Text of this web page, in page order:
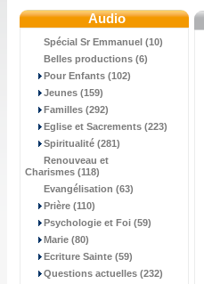
Audio
Spécial Sr Emmanuel (10)
Belles productions (6)
Pour Enfants (102)
Jeunes (159)
Familles (292)
Eglise et Sacrements (223)
Spiritualité (281)
Renouveau et
Charismes (118)
Evangélisation (63)
Prière (110)
Psychologie et Foi (59)
Marie (80)
Ecriture Sainte (59)
Questions actuelles (232)